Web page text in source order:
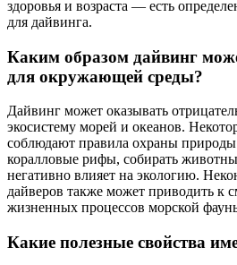
здоровья и возраста — есть
для дайвинга.
Каким образом дайвинг
для окружающей среды?
Дайвинг может оказывать
экосистему морей и океанов.
соблюдают правила охраны
коралловые рифы, собирать
негативно влияет на экологию.
дайверов также может приводить
жизненных процессов морской
Какие полезные свойства